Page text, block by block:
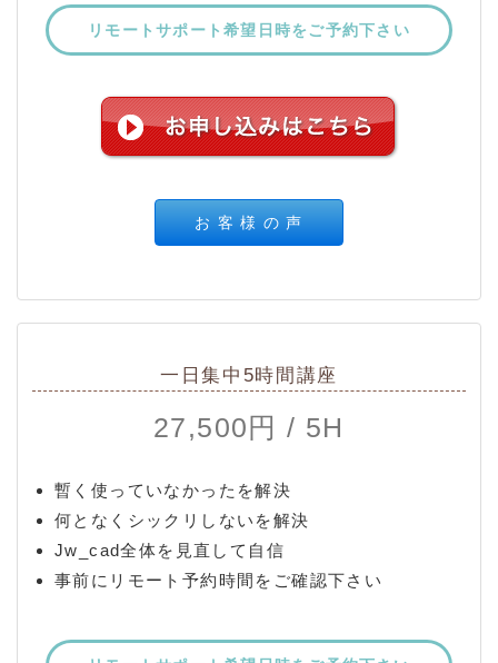
リモートサポート希望日時をご予約下さい
お 客 様 の 声
一日集中5時間講座
27,500円 / 5H
暫く使っていなかったを解決
何となくシックリしないを解決
Jw_cad全体を見直して自信
事前にリモート予約時間をご確認下さい